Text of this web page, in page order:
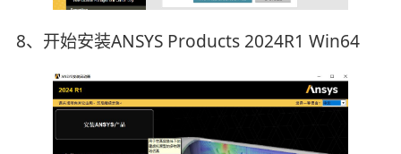
8、开始安装ANSYS Products 2024R1 Win64